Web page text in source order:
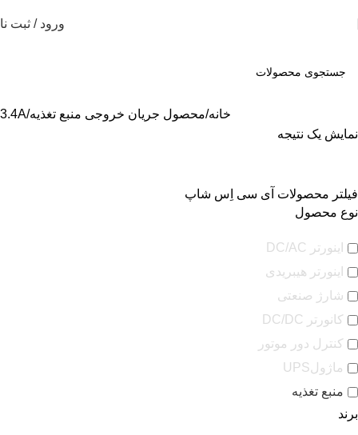
ورود / ثبت
خانه محصول جریان خروجی منبع تغذیه 3.4A
نمایش یک نتیجه
فیلتر محصولات آی سی اِس شاپ
نوع محصول
اینورتر DC/AC
اینورتر هیبریدی
شارژ صنعتی
کانورتر DC/DC
کنترل دور موتور
ماژولUPS
منبع تغذیه
برند